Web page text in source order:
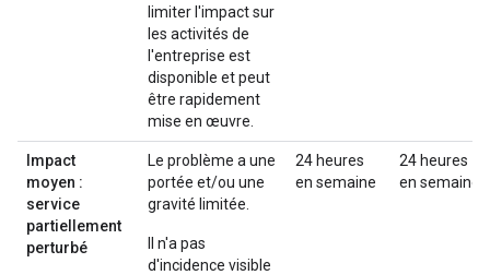
limiter l'impact sur
les activités de
l'entreprise est
disponible et peut
être rapidement
mise en œuvre.
Impact
moyen :
service
partiellement
perturbé
Le problème a une
portée et/ou une
gravité limitée.
Il n'a pas
d'incidence visible
24 heures
en semaine
24 heures
en semaine